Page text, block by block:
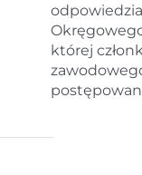
której